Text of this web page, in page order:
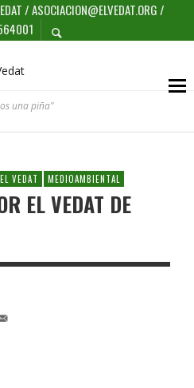
/ ASOCIACION@ELVEDAT.ORG /
una piña"
VEDAT MEDIOAMBIENTAL
EL VEDAT DE